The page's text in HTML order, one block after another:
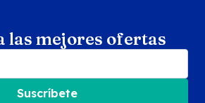
las mejores ofertas
Suscríbete